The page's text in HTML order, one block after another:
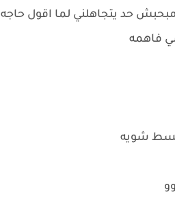
حد يتجاهلني لما اقول حاجه
فاهمه
شويه